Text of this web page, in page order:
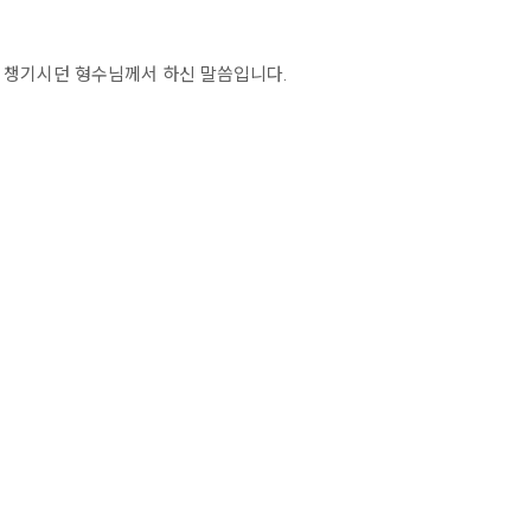
기시던 형수님께서 하신 말씀입니다.